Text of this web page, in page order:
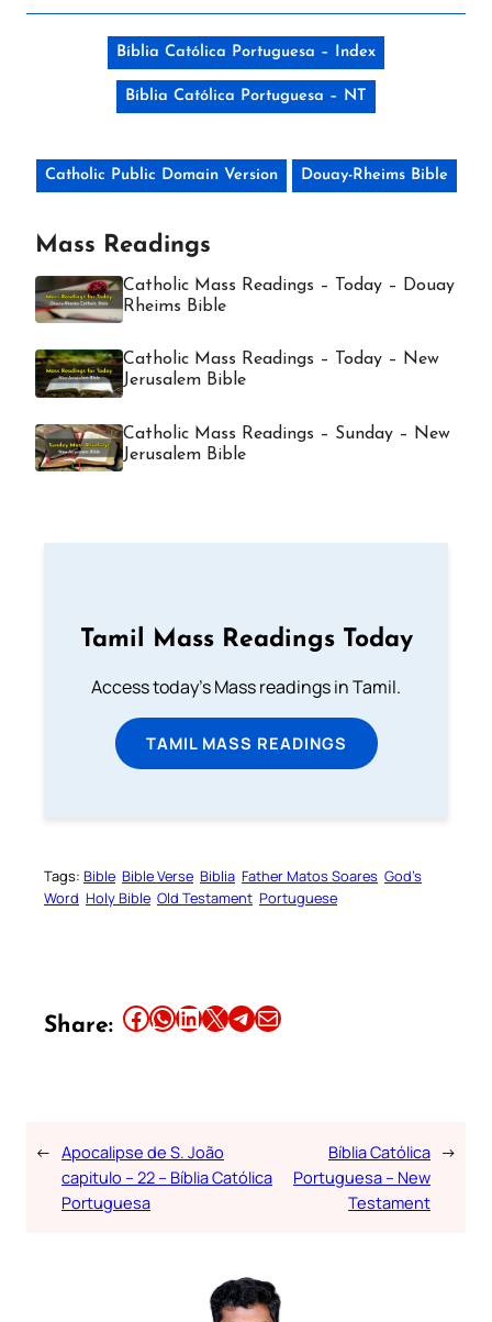
Bíblia Católica Portuguesa – Index
Bíblia Católica Portuguesa – NT
Catholic Public Domain Version Douay-Rheims Bible
Mass Readings
Catholic Mass Readings – Today – Douay
Rheims Bible
Catholic Mass Readings – Today – New
Jerusalem Bible
Catholic Mass Readings – Sunday – New
Jerusalem Bible
Tamil Mass Readings Today
Access today's Mass readings in Tamil.
TAMIL MASS READINGS
Tags: Bible Bible Verse Biblia Father Matos Soares God’s
Word Holy Bible Old Testament Portuguese
Share: Share this article on Facebook Share this article on WhatsApp Share this article on LinkedIn Share this article on X Share this article on TelegramEmail this Article
← Apocalipse de S. João
capitulo – 22 – Bíblia Católica
Portuguesa
Bíblia Católica
Portuguesa – New
Testament
→